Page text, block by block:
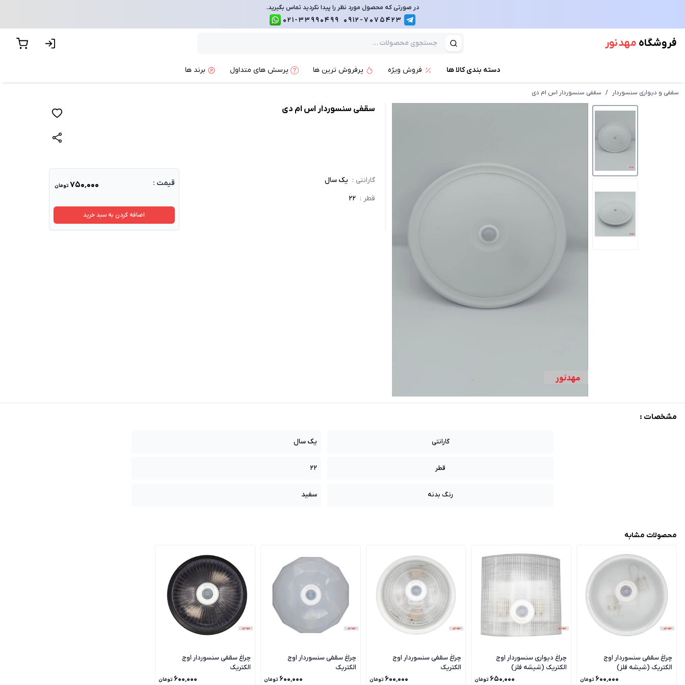
در صورتی که محصول مورد نظر را پیدا نکردید تماس بگیرید.
0912-7075423
021-33990499
فروشگاه مهد نور
دسته بندی کالا ها فروش ویژه پرفروش ترین ها پرسش های متداول برند ها
سقفی و دیواری سنسوردار / سقفی سنسوردار اس ام دی
سقفی سنسوردار اس ام دی
قیمت : ۷۵۰٬۰۰۰ تومان
اضافه کردن به سبد خرید
گارانتی : یک سال
قطر :
22
مشخصات :
گارانتی یک سال
قطر 22
رنگ بدنه سفید
محصولات مشابه
چراغ سقفی سنسوردار اوج
الکتریک (شیشه فلز)
۶۰۰٬۰۰۰ تومان
چراغ دیواری سنسوردار اوج
الکتریک (شیشه فلز)
۶۵۰٬۰۰۰ تومان
چراغ سقفی سنسوردار اوج
الکتریک
۶۰۰٬۰۰۰ تومان
چراغ سقفی سنسوردار اوج
الکتریک
۶۰۰٬۰۰۰ تومان
چراغ سقفی سنسوردار اوج
الکتریک
۶۰۰٬۰۰۰ تومان